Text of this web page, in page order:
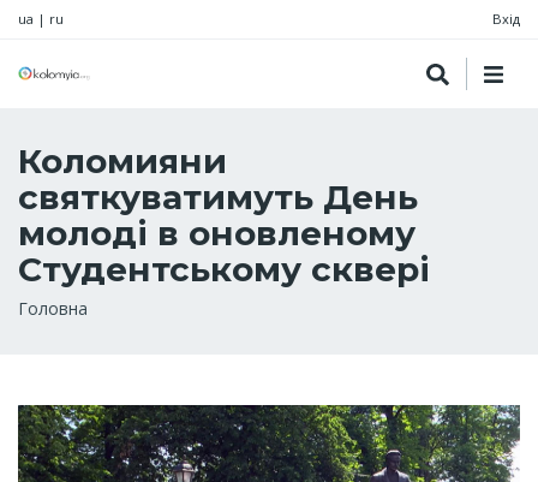
ua | ru Вхід
Коломияни
святкуватимуть День
молоді в оновленому
Студентському сквері
Рядок
Головна